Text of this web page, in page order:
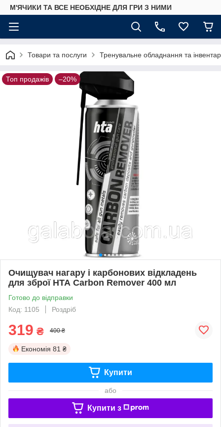
М'ЯЧИКИ ТА ВСЕ НЕОБХІДНЕ ДЛЯ ГРИ З НИМИ
Товари та послуги Тренувальне обладнання та інвентар
Топ продажів –20%
Очищувач нагару і карбонових відкладень
для зброї НТА Carbon Remover 400 мл
Готово до відправки
Код: 1105
Роздріб
319 ₴ 400 ₴
Економія 81 ₴
Купити
або
Купити з